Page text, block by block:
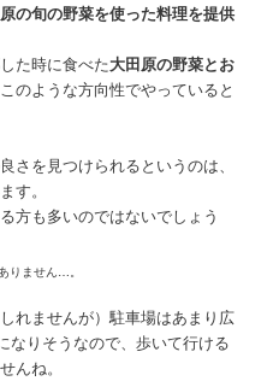
の旬の野菜を使った料理を提供
た時に食べた大田原の野菜とお
のような方向性でやっていると
さを見つけられるというのは、
す。
方も多いのではないでしょう
りません…。
れませんが）駐車場はあまり広
なりそうなので、歩いて行ける
んね。